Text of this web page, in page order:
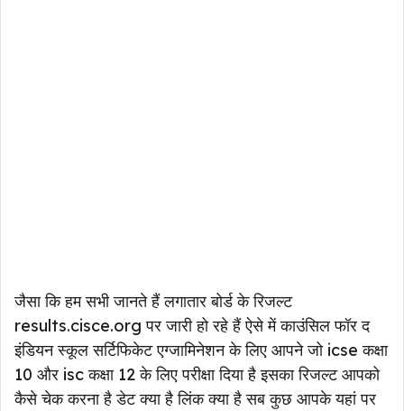
जैसा कि हम सभी जानते हैं लगातार बोर्ड के रिजल्ट
results.cisce.org पर जारी हो रहे हैं ऐसे में काउंसिल फॉर द
इंडियन स्कूल सर्टिफिकेट एग्जामिनेशन के लिए आपने जो icse कक्षा
10 और isc कक्षा 12 के लिए परीक्षा दिया है इसका रिजल्ट आपको
कैसे चेक करना है डेट क्या है लिंक क्या है सब कुछ आपके यहां पर